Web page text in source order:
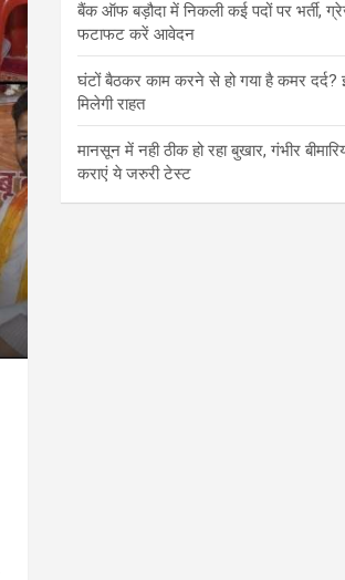
बैंक ऑफ बड़ौदा में निकली कई पदों पर भर्ती,
फटाफट करें आवेदन
घंटों बैठकर काम करने से हो गया है कमर
मिलेगी राहत
मानसून में नही ठीक हो रहा बुखार, गंभीर
कराएं ये जरुरी टेस्ट